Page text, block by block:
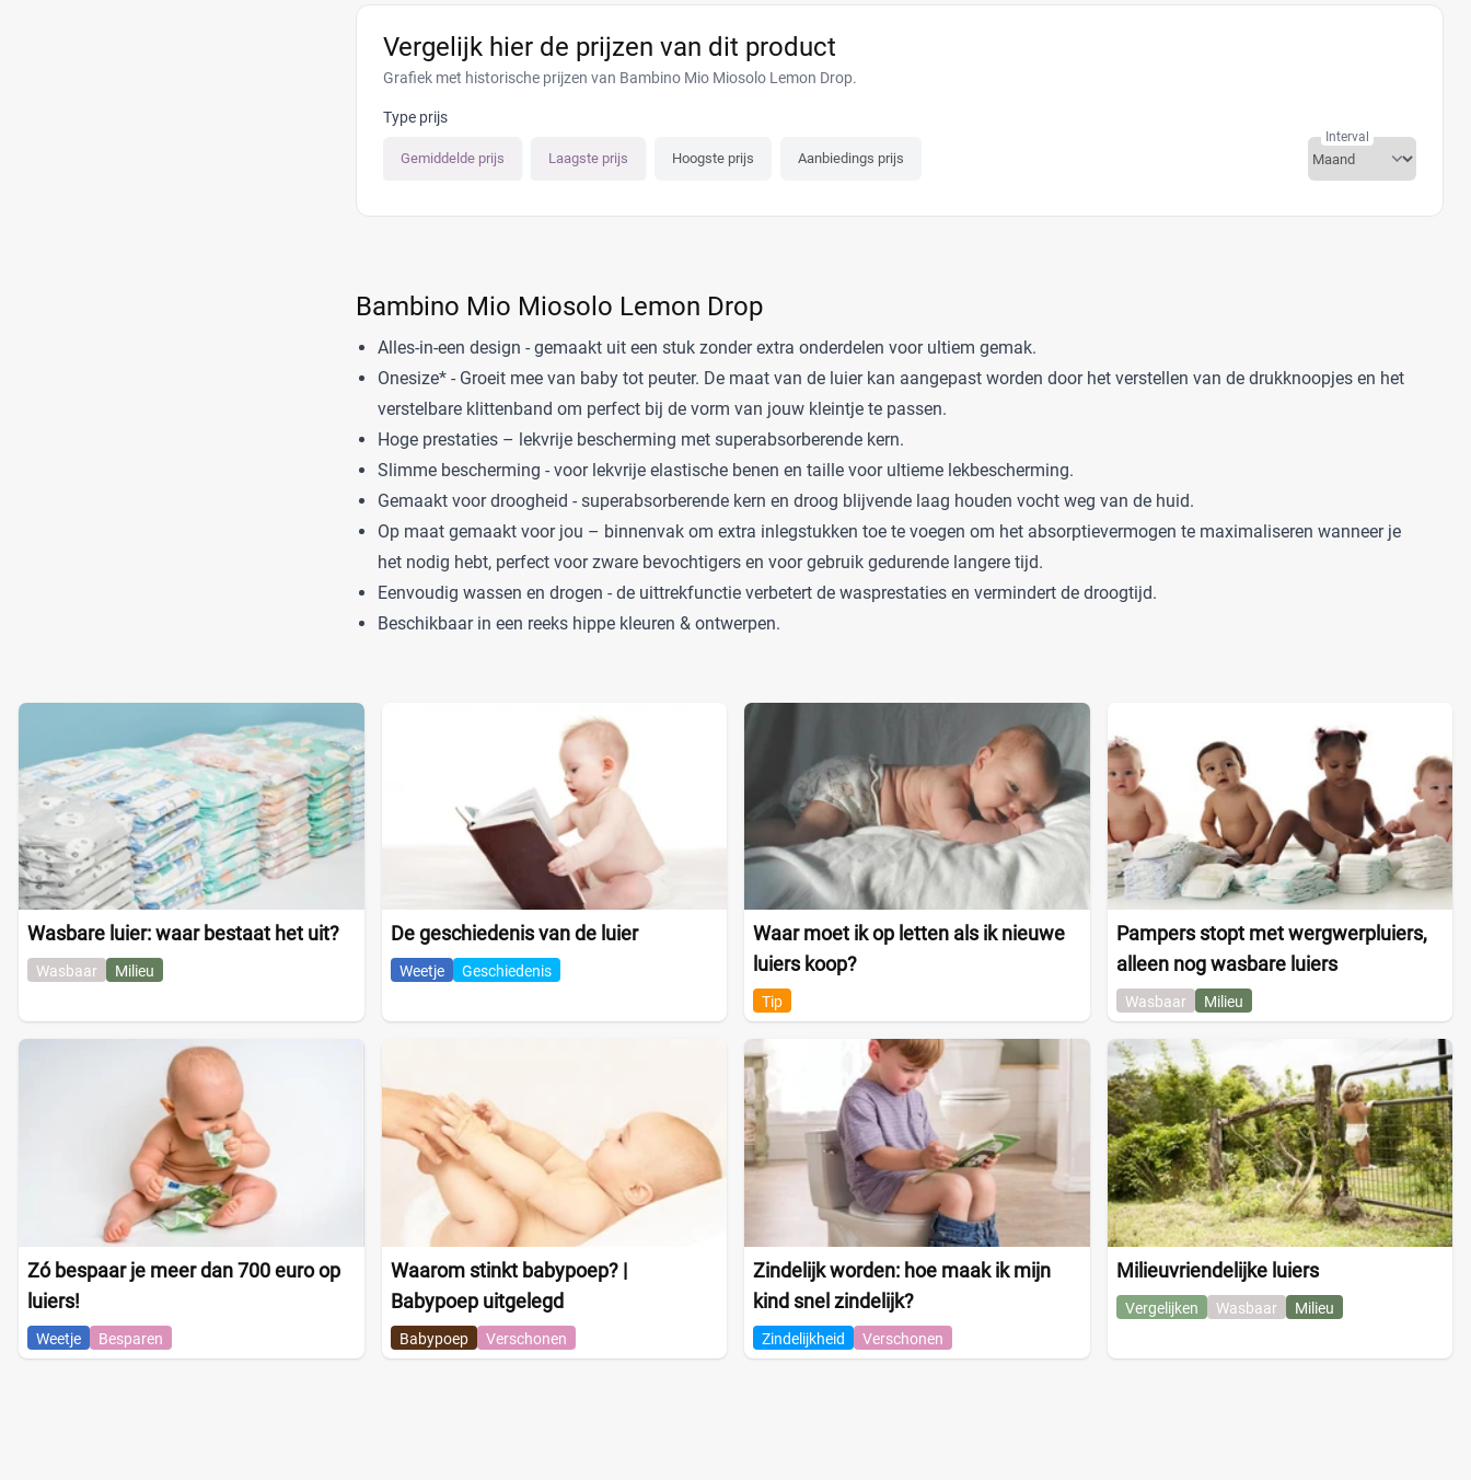
Vergelijk hier de prijzen van dit product
Grafiek met historische prijzen van Bambino Mio Miosolo Lemon Drop.
Type prijs
Gemiddelde prijs Laagste prijs Hoogste prijs Aanbiedings prijs
Interval
Bambino Mio Miosolo Lemon Drop
Alles-in-een design - gemaakt uit een stuk zonder extra onderdelen voor ultiem gemak.
Onesize* - Groeit mee van baby tot peuter. De maat van de luier kan aangepast worden door het verstellen van de drukknoopjes en het
verstelbare klittenband om perfect bij de vorm van jouw kleintje te passen.
Hoge prestaties – lekvrije bescherming met superabsorberende kern.
Slimme bescherming - voor lekvrije elastische benen en taille voor ultieme lekbescherming.
Gemaakt voor droogheid - superabsorberende kern en droog blijvende laag houden vocht weg van de huid.
Op maat gemaakt voor jou – binnenvak om extra inlegstukken toe te voegen om het absorptievermogen te maximaliseren wanneer je
het nodig hebt, perfect voor zware bevochtigers en voor gebruik gedurende langere tijd.
Eenvoudig wassen en drogen - de uittrekfunctie verbetert de wasprestaties en vermindert de droogtijd.
Beschikbaar in een reeks hippe kleuren & ontwerpen.
Wasbare luier: waar bestaat het uit?
Wasbaar Milieu
De geschiedenis van de luier
Weetje Geschiedenis
Waar moet ik op letten als ik nieuwe
luiers koop?
Tip
Pampers stopt met wergwerpluiers,
alleen nog wasbare luiers
Wasbaar Milieu
Zó bespaar je meer dan 700 euro op
luiers!
Weetje Besparen
Waarom stinkt babypoep? |
Babypoep uitgelegd
Babypoep Verschonen
Zindelijk worden: hoe maak ik mijn
kind snel zindelijk?
Zindelijkheid Verschonen
Milieuvriendelijke luiers
Vergelijken Wasbaar Milieu